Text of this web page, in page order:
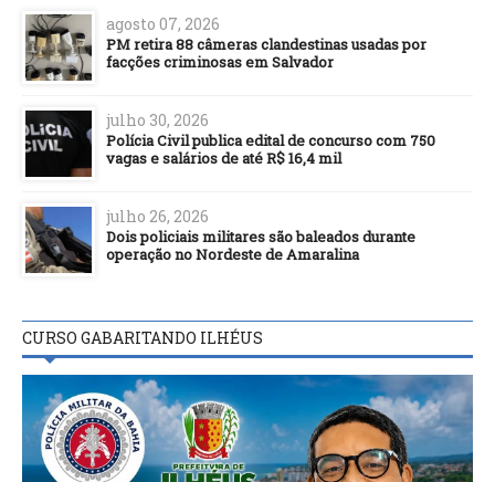
agosto 07, 2026
PM retira 88 câmeras clandestinas usadas por
facções criminosas em Salvador
julho 30, 2026
Polícia Civil publica edital de concurso com 750
vagas e salários de até R$ 16,4 mil
julho 26, 2026
Dois policiais militares são baleados durante
operação no Nordeste de Amaralina
CURSO GABARITANDO ILHÉUS